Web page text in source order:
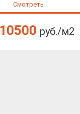
Смотреть
10500 руб./м2